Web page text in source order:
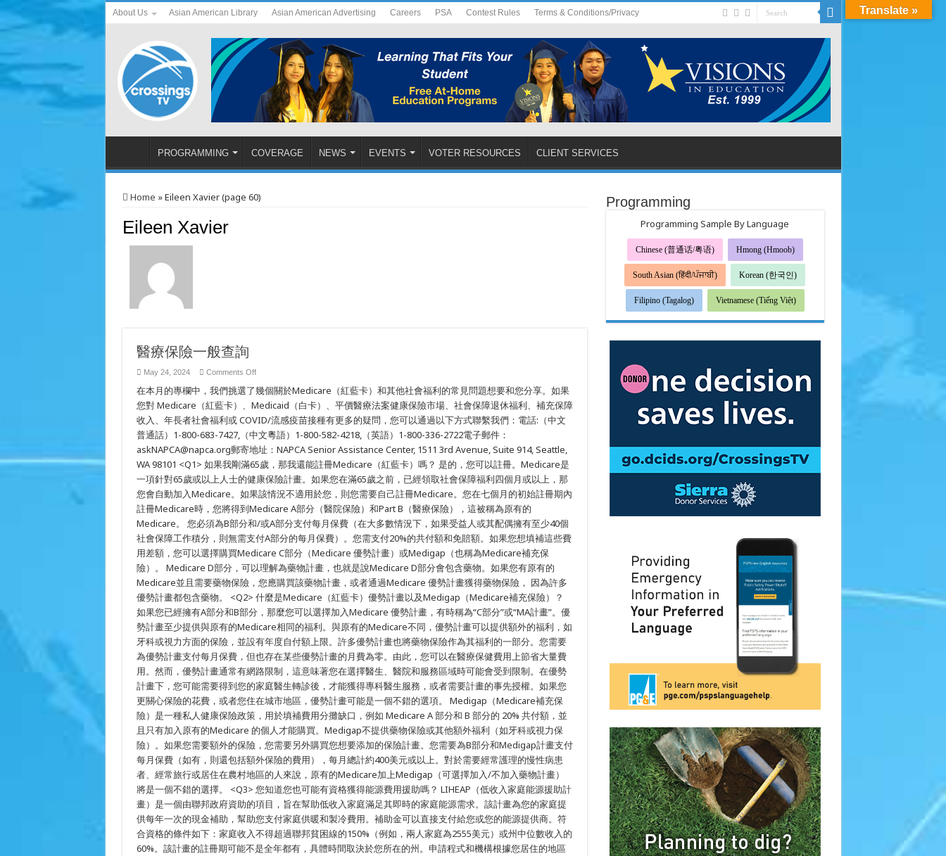
About Us Asian American Library Asian American Advertising Careers PSA Contest Rules Terms & Conditions/Privacy
PROGRAMMING COVERAGE NEWS EVENTS VOTER RESOURCES CLIENT SERVICES
Home »Eileen Xavier (page 60)
Eileen Xavier
醫療保險一般查詢
May 24, 2024 Comments Offon
療
保
一
般
查
詢
在本月的專欄中，我們挑選了幾個關於Medicare（紅藍卡）和其他社會福利的常見問題想要和您分享。如果
您對 Medicare（紅藍卡）、Medicaid（白卡）、平價醫療法案健康保險市場、社會保障退休福利、補充保障
收入、年長者社會福利或 COVID/流感疫苗接種有更多的疑問，您可以通過以下方式聯繫我們：電話:（中文
普通話）1-800-683-7427,（中文粵語）1-800-582-4218,（英語）1-800-336-2722電子郵件：
askNAPCA@napca.org郵寄地址：NAPCA Senior Assistance Center, 1511 3rd Avenue, Suite 914, Seattle,
WA 98101 <Q1> 如果我剛滿65歲，那我還能註冊Medicare（紅藍卡）嗎？ 是的，您可以註冊。Medicare是
一項針對65歲或以上人士的健康保險計畫。如果您在滿65歲之前，已經領取社會保障福利四個月或以上，那
您會自動加入Medicare。如果該情況不適用於您，則您需要自己註冊Medicare。您在七個月的初始註冊期內
註冊Medicare時，您將得到Medicare A部分（醫院保險）和Part B（醫療保險），這被稱為原有的
Medicare。 您必須為B部分和/或A部分支付每月保費（在大多數情況下，如果受益人或其配偶擁有至少40個
社會保障工作積分，則無需支付A部分的每月保費）。您需支付20%的共付額和免賠額。如果您想填補這些費
用差額，您可以選擇購買Medicare C部分（Medicare 優勢計畫）或Medigap（也稱為Medicare補充保
險）。 Medicare D部分，可以理解為藥物計畫，也就是說Medicare D部分會包含藥物。如果您有原有的
Medicare並且需要藥物保險，您應購買該藥物計畫，或者通過Medicare 優勢計畫獲得藥物保險， 因為許多
優勢計畫都包含藥物。 <Q2> 什麼是Medicare（紅藍卡）優勢計畫以及Medigap（Medicare補充保險）？
如果您已經擁有A部分和B部分，那麼您可以選擇加入Medicare 優勢計畫，有時稱為“C部分”或“MA計畫”。優
勢計畫至少提供與原有的Medicare相同的福利。與原有的Medicare不同，優勢計畫可以提供額外的福利，如
牙科或視力方面的保險，並設有年度自付額上限。許多優勢計畫也將藥物保險作為其福利的一部分。您需要
為優勢計畫支付每月保費，但也存在某些優勢計畫的月費為零。由此，您可以在醫療保健費用上節省大量費
用。然而，優勢計畫通常有網路限制，這意味著您在選擇醫生、醫院和服務區域時可能會受到限制。在優勢
計畫下，您可能需要得到您的家庭醫生轉診後，才能獲得專科醫生服務，或者需要計畫的事先授權。如果您
更關心保險的花費，或者您住在城市地區，優勢計畫可能是一個不錯的選項。 Medigap（Medicare補充保
險）是一種私人健康保險政策，用於填補費用分攤缺口，例如 Medicare A 部分和 B 部分的 20% 共付額，並
且只有加入原有的Medicare 的個人才能購買。Medigap不提供藥物保險或其他額外福利（如牙科或視力保
險）。如果您需要額外的保險，您需要另外購買您想要添加的保險計畫。您需要為B部分和Medigap計畫支付
每月保費（如有，則還包括額外保險的費用），每月總計約400美元或以上。對於需要經常護理的慢性病患
者、經常旅行或居住在農村地區的人來說，原有的Medicare加上Medigap（可選擇加入/不加入藥物計畫）
將是一個不錯的選擇。 <Q3> 您知道您也可能有資格獲得能源費用援助嗎？ LIHEAP（低收入家庭能源援助計
畫）是一個由聯邦政府資助的項目，旨在幫助低收入家庭滿足其即時的家庭能源需求。該計畫為您的家庭提
供每年一次的現金補助，幫助您支付家庭供暖和製冷費用。補助金可以直接支付給您或您的能源提供商。符
合資格的條件如下：家庭收入不得超過聯邦貧困線的150%（例如，兩人家庭為2555美元）或州中位數收入的
60%。該計畫的註冊期可能不是全年都有，具體時間取決於您所在的州。申請程式和機構根據您居住的地區
Programming
Programming Sample By Language
Chinese (普通话/粤语) Hmong (Hmoob)
South Asian (हिंदी/ਪੰਜਾਬੀ) Korean (한국인)
Filipino (Tagalog) Vietnamese (Tiếng Việt)
Translate »